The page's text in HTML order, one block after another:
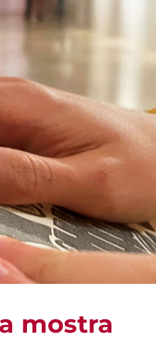
mostra